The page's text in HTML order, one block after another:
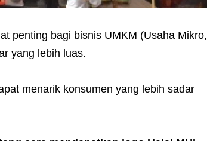
penting bagi bisnis UMKM (Usaha Mikro,
yang lebih luas.
menarik konsumen yang lebih sadar